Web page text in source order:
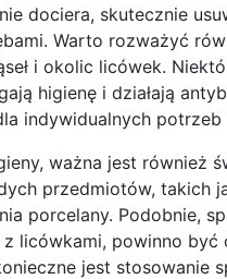
dociera, skutecznie
Warto rozważyć
i okolic licówek.
higienę i działają
indywidualnych
ważna jest również
przedmiotów, takich
porcelany. Podobnie,
licówkami, powinno
jest stosowanie